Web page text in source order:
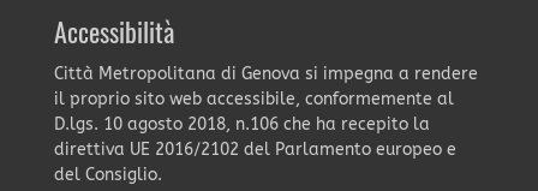
Accessibilità
Città Metropolitana di Genova si impegna a rendere
il proprio sito web accessibile, conformemente al
D.lgs. 10 agosto 2018, n.106 che ha recepito la
direttiva UE 2016/2102 del Parlamento europeo e
del Consiglio.